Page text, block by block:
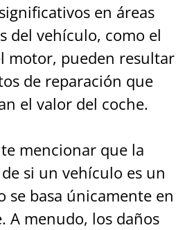
en áreas
del vehículo, como el
motor, pueden resultar
de reparación que
el valor del coche.
mencionar que la
si un vehículo es un
se basa únicamente en
A menudo, los daños